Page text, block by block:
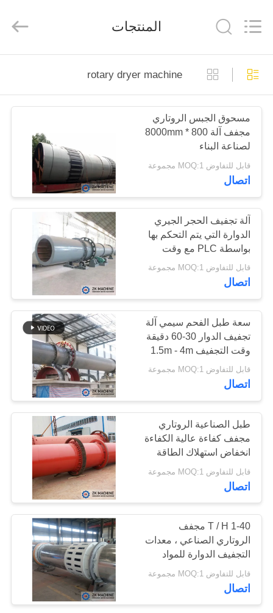
بيت
منتجات
أشرطة
فيديو
عرض
الواقع
الافتراضي
معلومات
عنا
جولة
المعمل
رقابة
جودة
اتصل
بنا
أخبار
اطلب
اقتباس
Machinery
CO.Ltd.
ECER
المنتجات
rotary dryer machine
مسحوق الجبس الروتاري
مجفف آلة 800 * 8000mm
لصناعة البناء
قابل للتفاوض MOQ:1 مجموعة
اتصال
آلة تجفيف الحجر الجيري
الدوارة التي يتم التحكم بها
بواسطة PLC مع وقت
تجفيف 30-60 دقيقة
قابل للتفاوض MOQ:1 مجموعة
اتصال
سعة طبل الفحم سيمي آلة
تجفيف الدوار 30-60 دقيقة
وقت التجفيف 1.5m - 4m
قطر
قابل للتفاوض MOQ:1 مجموعة
اتصال
طبل الصناعية الروتاري
مجفف كفاءة عالية الكفاءة
انخفاض استهلاك الطاقة
قابل للتفاوض MOQ:1 مجموعة
اتصال
1-40 T / H مجفف
الروتاري الصناعي ، معدات
التجفيف الدوارة للمواد
الكلسية
قابل للتفاوض MOQ:1 مجموعة
اتصال